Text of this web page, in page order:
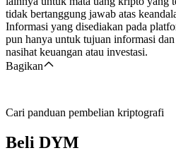
tidak bertanggung jawab atas
Informasi yang disediakan pada
pun hanya untuk tujuan informasi
nasihat keuangan atau investasi.
Bagikan
Cari panduan pembelian kriptografi
Beli DYM